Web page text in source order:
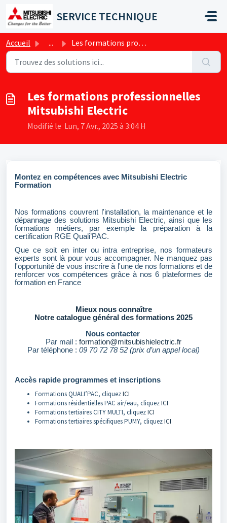
Passer au contenu principal
SERVICE TECHNIQUE
Accueil ... Les formations professionnelles Mitsubishi Electric
Les formations professionnelles
Mitsubishi Electric
Modifié le Lun, 7 Avr., 2025 à 3:04 H
Montez en compétences avec Mitsubishi Electric
Formation
Nos formations couvrent l'installation, la maintenance et le
dépannage des solutions Mitsubishi Electric, ainsi que les
formations métiers, par exemple la préparation à la
certification RGE Quali’PAC.
Que ce soit en inter ou intra entreprise, nos formateurs
experts sont là pour vous accompagner. Ne manquez pas
l'opportunité de vous inscrire à l'une de nos formations et de
renforcer vos compétences grâce à nos 6 plateformes de
formation en France
Mieux nous connaître
Notre catalogue général des formations 2025
Nous contacter
Par mail : formation@mitsubishielectric.fr
Par téléphone : 09 70 72 78 52 (prix d’un appel local)
Accès rapide programmes et inscriptions
Formations QUALI’PAC, cliquezICI
Formations résidentielles PAC air/eau, cliquezICI
Formations tertiaires CITY MULTI, cliquezICI
Formations tertiaires spécifiques PUMY, cliquezICI